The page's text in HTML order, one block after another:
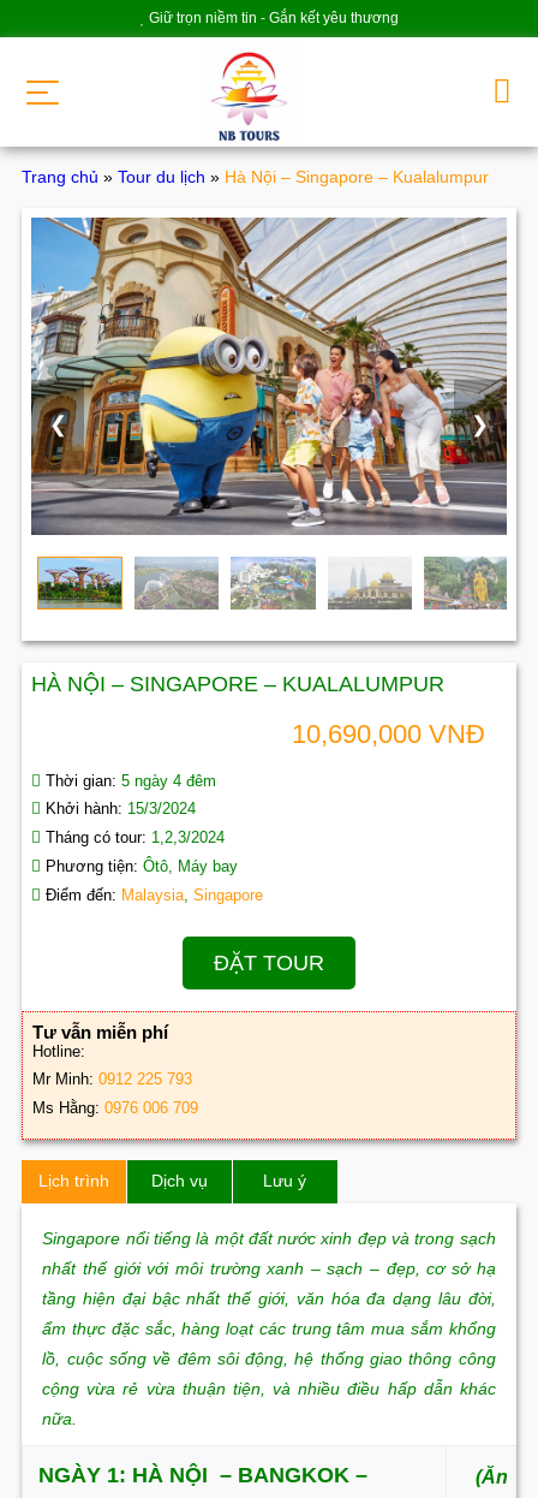
Giữ trọn niềm tin - Gắn kết yêu thương
Trang chủ » Tour du lịch » Hà Nội – Singapore – Kualalumpur
❮ ❯
HÀ NỘI – SINGAPORE – KUALALUMPUR
10,690,000 VNĐ
Thời gian:5 ngày 4 đêm
Khởi hành: 15/3/2024
Tháng có tour: 1,2,3/2024
Phương tiện:Ôtô, Máy bay
Điểm đến: Malaysia ,Singapore
ĐẶT TOUR
Tư vẫn miễn phí
Hotline:
Mr Minh:0912 225 793
Ms Hằng:0976 006 709
Lịch trình Dịch vụ Lưu ý
Singapore nổi tiếng là một đất nước xinh đẹp và trong sạch
nhất thế giới với môi trường xanh – sạch – đẹp, cơ sở hạ
tầng hiện đại bậc nhất thế giới, văn hóa đa dạng lâu đời,
ẩm thực đặc sắc, hàng loạt các trung tâm mua sắm khổng
lồ, cuộc sống về đêm sôi động, hệ thống giao thông công
cộng vừa rẻ vừa thuận tiện, và nhiều điều hấp dẫn khác
nữa.
NGÀY 1: HÀ NỘI – BANGKOK –
(Ăn